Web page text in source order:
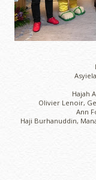
Hajah
Olivier Lenoir,
Ann
Haji Burhanuddin,